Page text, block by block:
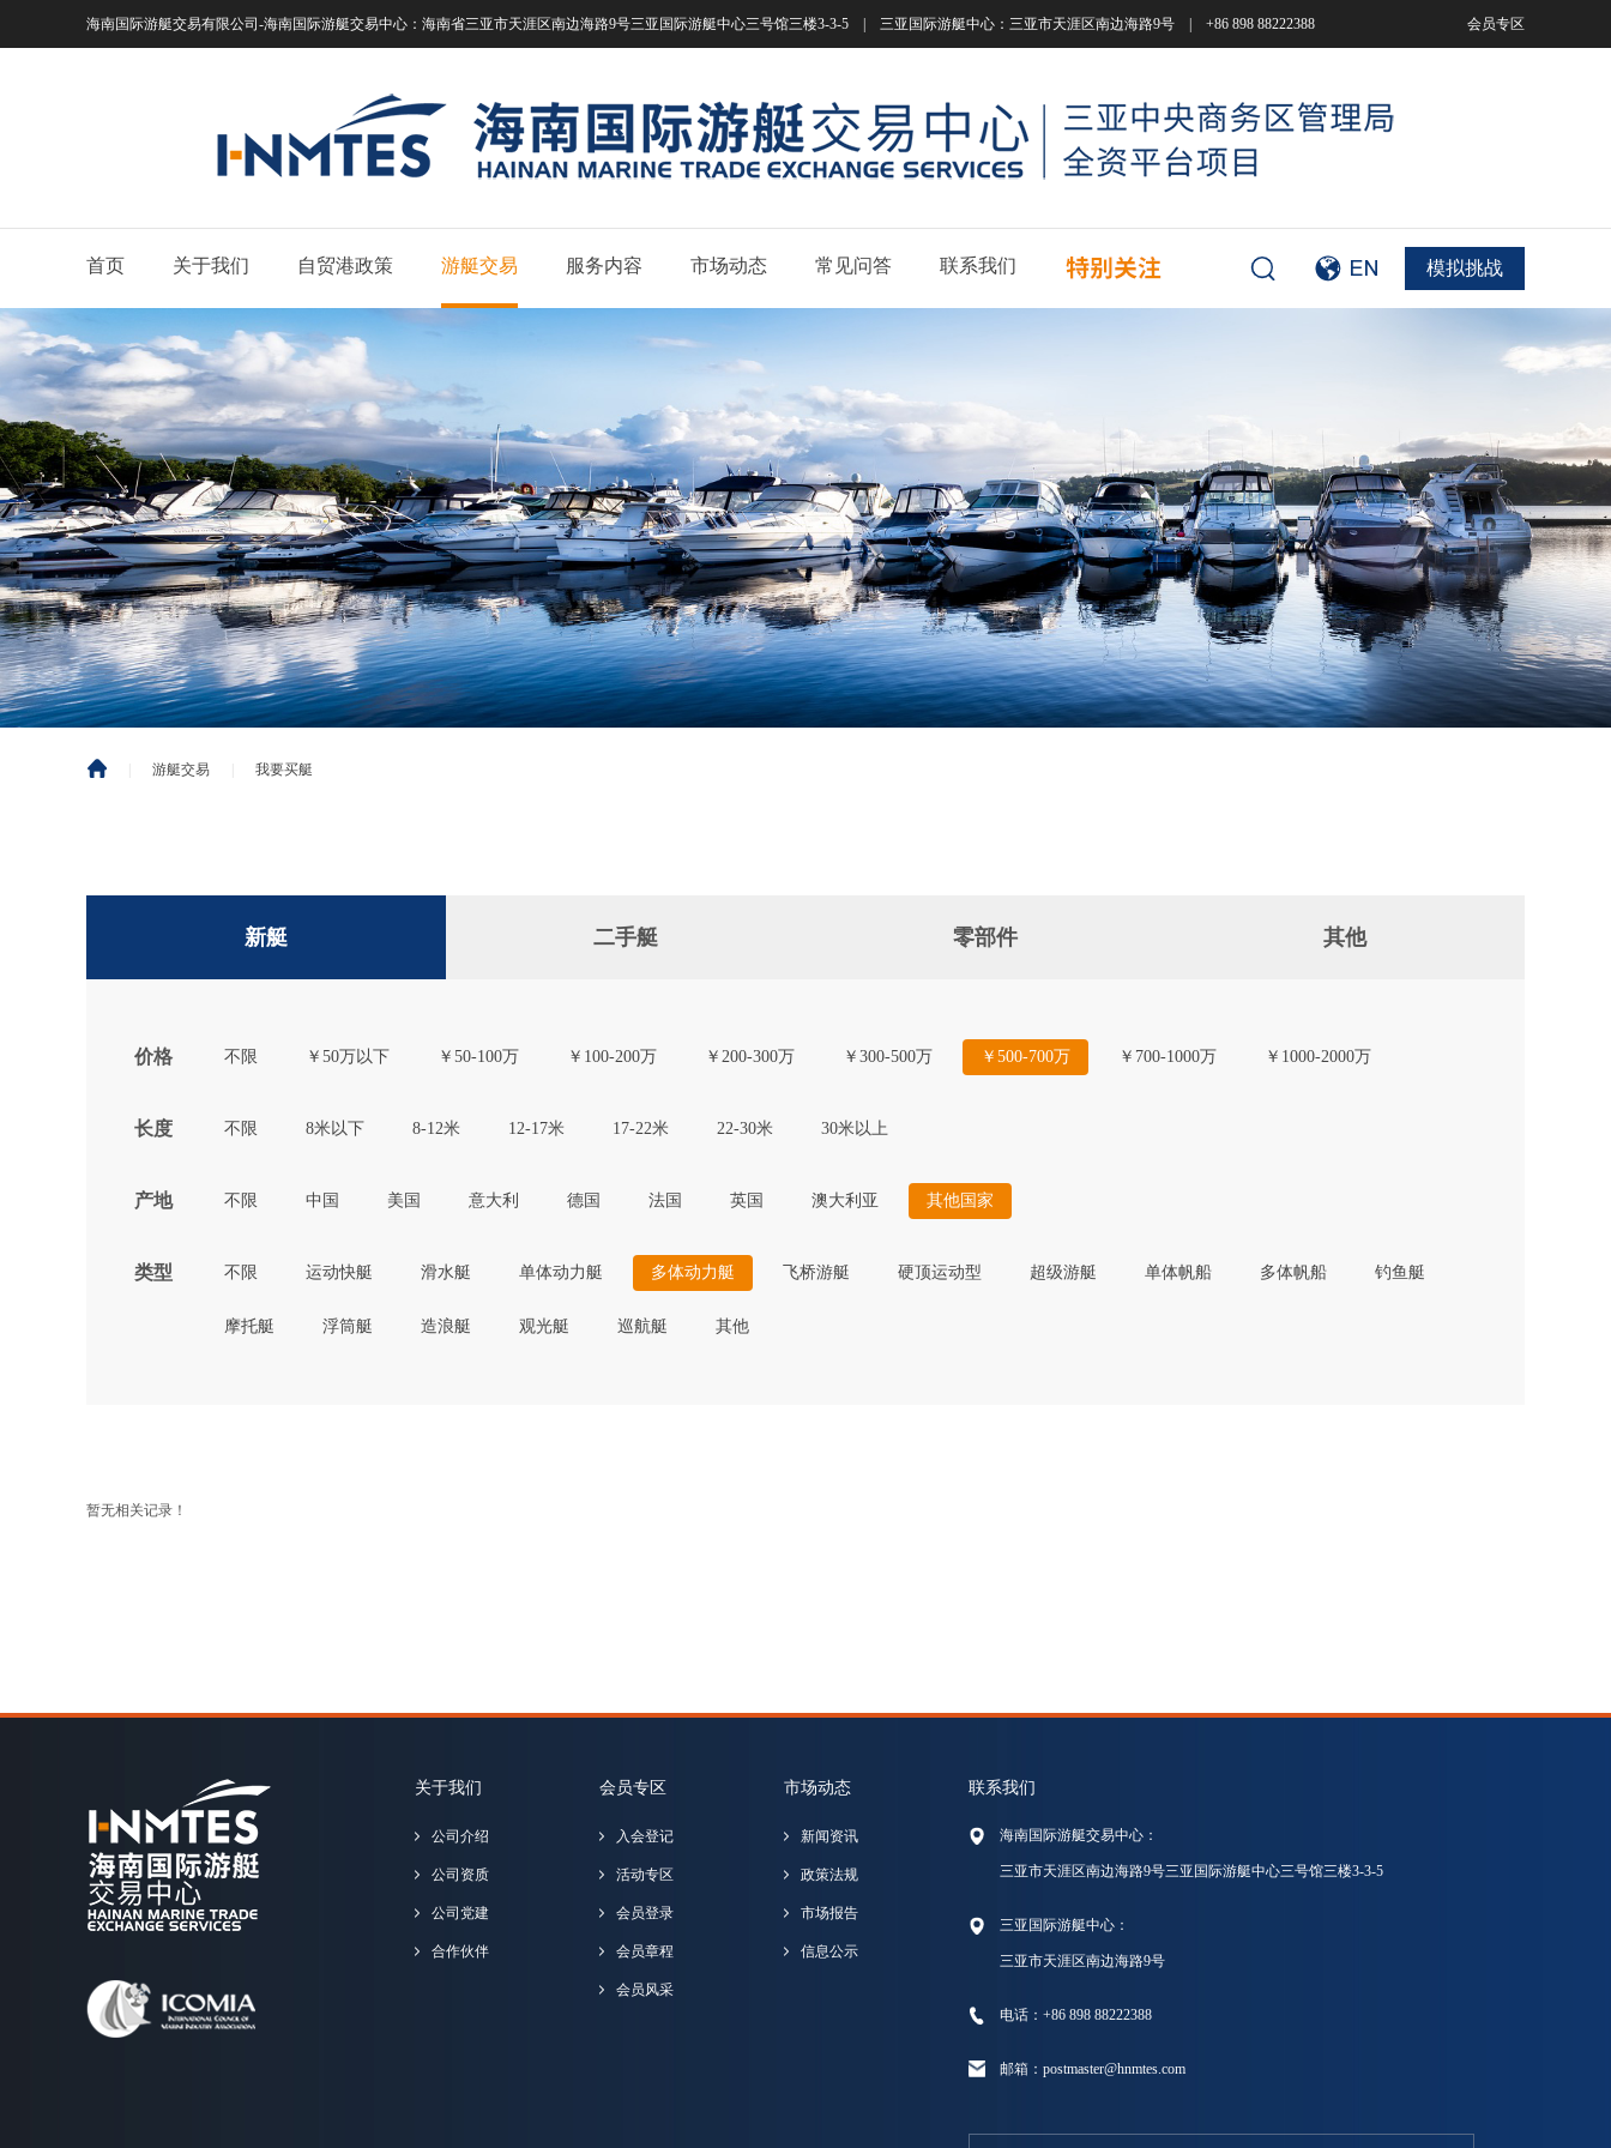
海南国际游艇交易有限公司-海南国际游艇交易中心： 海南省三亚市天涯区南边海路9号三亚国际游艇中心三号馆三楼3-3-5 | 三亚国际游艇中心：三亚市天涯区南边海路9号 | +86 898 88222388 会员专区
模拟挑战
首页 关于我们 自贸港政策 游艇交易 服务内容 市场动态 常见问答 联系我们
游艇交易 我要买艇
新艇 二手艇 零部件 其他
价格 不限 ￥50万以下 ￥50-100万 ￥100-200万 ￥200-300万 ￥300-500万 ￥500-700万 ￥700-1000万 ￥1000-2000万
长度 不限 8米以下 8-12米 12-17米 17-22米 22-30米 30米以上
产地 不限 中国 美国 意大利 德国 法国 英国 澳大利亚 其他国家
类型 不限 运动快艇 滑水艇 单体动力艇 多体动力艇 飞桥游艇 硬顶运动型 超级游艇 单体帆船 多体帆船 钓鱼艇
摩托艇 浮筒艇 造浪艇 观光艇 巡航艇 其他
暂无相关记录！
关于我们
公司介绍
公司资质
公司党建
合作伙伴
会员专区
入会登记
活动专区
会员登录
会员章程
会员风采
市场动态
新闻资讯
政策法规
市场报告
信息公示
联系我们
海南国际游艇交易中心：
三亚市天涯区南边海路9号三亚国际游艇中心三号馆三楼3-3-5
三亚国际游艇中心：
三亚市天涯区南边海路9号
电话：+86 898 88222388
邮箱：postmaster@hnmtes.com